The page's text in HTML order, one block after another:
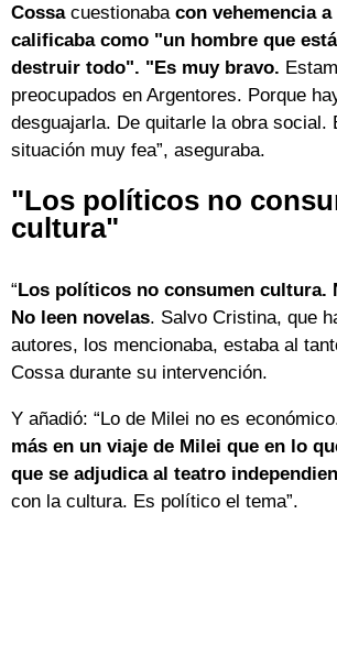
Cossa cuestionaba con vehemencia
calificaba como "un hombre que
destruir todo". "Es muy bravo.
preocupados en Argentores. Porque
desguajarla. De quitarle la obra social.
situación muy fea”, aseguraba.
"Los políticos no
cultura"
“Los políticos no consumen cultura.
No leen novelas. Salvo Cristina, que
autores, los mencionaba, estaba al
Cossa durante su intervención.
Y añadió: “Lo de Milei no es
más en un viaje de Milei que en lo
que se adjudica al teatro
con la cultura. Es político el tema”.